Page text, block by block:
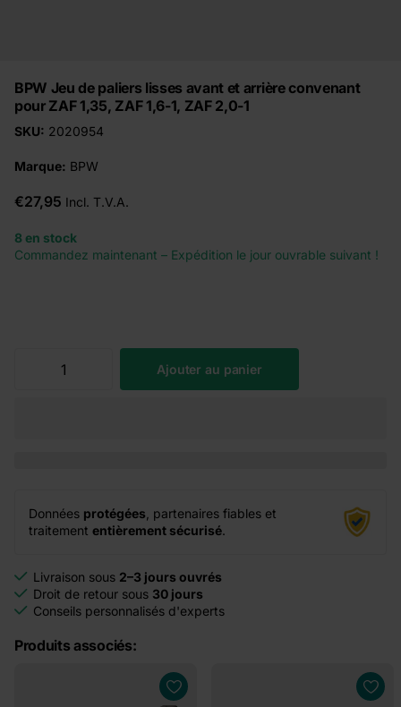
BPW Jeu de paliers lisses avant et arrière convenant
pour ZAF 1,35, ZAF 1,6-1, ZAF 2,0-1
SKU: 2020954
Marque: BPW
€27,95 Incl. T.V.A.
8 en stock
Commandez maintenant – Expédition le jour ouvrable suivant !
Ajouter au panier
Données protégées , partenaires fiables et
traitement entièrement sécurisé.
Livraison sous 2–3 jours ouvrés
Droit de retour sous 30 jours
Conseils personnalisés d'experts
Produits associés: